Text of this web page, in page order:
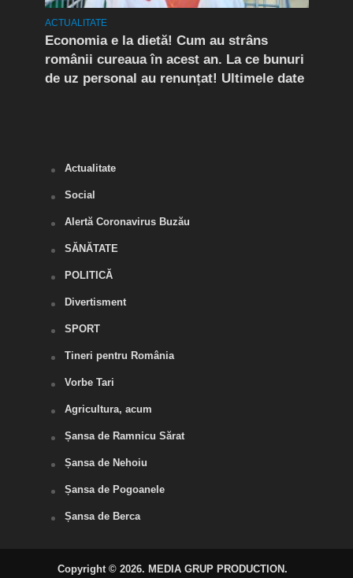
ACTUALITATE
Economia e la dietă! Cum au strâns
românii cureaua în acest an. La ce bunuri
de uz personal au renunțat! Ultimele date
Actualitate
Social
Alertă Coronavirus Buzău
SĂNĂTATE
POLITICĂ
Divertisment
SPORT
Tineri pentru România
Vorbe Tari
Agricultura, acum
Șansa de Ramnicu Sărat
Șansa de Nehoiu
Șansa de Pogoanele
Șansa de Berca
Copyright © 2026. MEDIA GRUP PRODUCTION.